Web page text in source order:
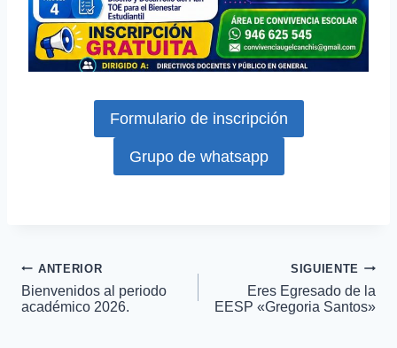
Formulario de inscripción
Grupo de whatsapp
Navegación
de
ANTERIOR
Bienvenidos al periodo
académico 2026.
SIGUIENTE
Eres Egresado de la
EESP «Gregoria Santos»